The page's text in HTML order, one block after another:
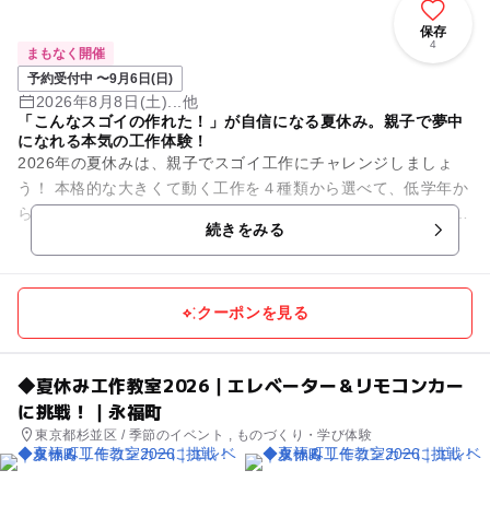
保存
4
まもなく開催
予約受付中 〜9月6日(日)
2026年8月8日(土)...他
「こんなスゴイの作れた！」が自信になる夏休み。親子で夢中
になれる本気の工作体験！
2026年の夏休みは、親子でスゴイ工作にチャレンジしましょ
う！ 本格的な大きくて動く工作を４種類から選べて、低学年か
ら高学年までの自由研究にも最適です！ 未就学のお子様も親子
続きをみる
クーポンを見る
◆夏休み工作教室2026｜エレベーター＆リモコンカー
に挑戦！｜永福町
東京都杉並区 / 季節のイベント , ものづくり・学び体験